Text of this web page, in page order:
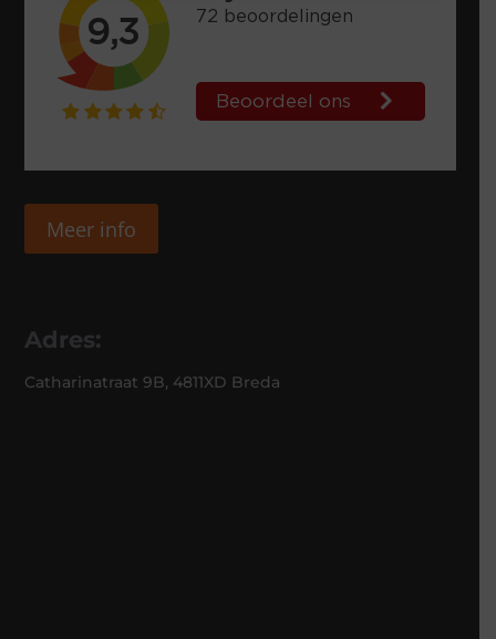
Meer info
Adres:
Catharinatraat 9B, 4811XD Breda